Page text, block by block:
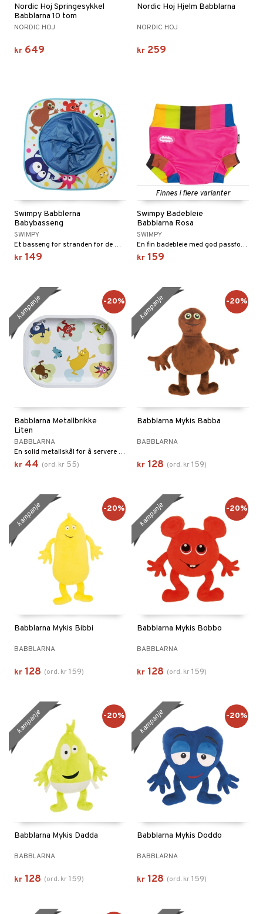
Nordic Hoj Springesykkel
Babblarna 10 tom
NORDIC HOJ
kr 649
Nordic Hoj Hjelm Babblarna
NORDIC HOJ
kr 259
Swimpy Babblerna
Babybasseng
SWIMPY
Et basseng for stranden for de minste.
kr 149
Finnes i flere varianter
Swimpy Badebleie
Babblarna Rosa
SWIMPY
En fin badebleie med god passform som gir bevegelsesfrihet.
kr 159
Babblarna Metallbrikke
Liten
BABBLARNA
En solid metallskål for å servere mellommåltidet.
kr 44 (ord. kr 55)
kampanje -20%
Babblarna Mykis Babba
BABBLARNA
kr 128 (ord. kr 159)
kampanje -20%
Babblarna Mykis Bibbi
BABBLARNA
kr 128 (ord. kr 159)
kampanje -20%
Babblarna Mykis Bobbo
BABBLARNA
kr 128 (ord. kr 159)
kampanje -20%
Babblarna Mykis Dadda
BABBLARNA
kr 128 (ord. kr 159)
kampanje -20%
Babblarna Mykis Doddo
BABBLARNA
kr 128 (ord. kr 159)
kampanje -20%